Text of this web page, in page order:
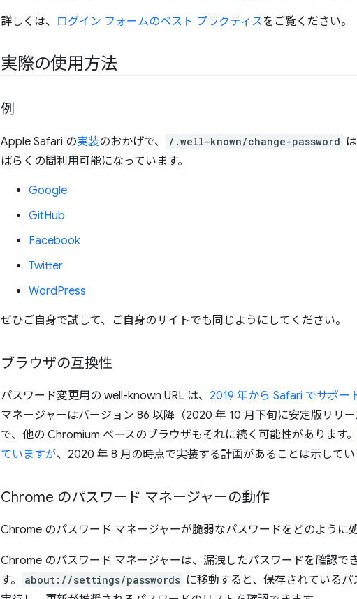
詳しくは、 ログイン フォームのベスト プラクティスをご覧ください。
実際の使用方法
例
Apple Safari の実装のおかげで、 /.well-known/change-password
ばらくの間利用可能になっています。
Google
GitHub
Facebook
Twitter
WordPress
ぜひご自身で試して、ご自身のサイトでも同じようにしてください。
ブラウザの互換性
パスワード変更用の well-known URL は、 2019 年から Safari でサポー
マネージャーはバージョン 86 以降（2020 年 10 月下旬に安定版リリ
で、他の Chromium ベースのブラウザもそれに続く可能性があります。
ていますが、2020 年 8 月の時点で実装する計画があることは示してい
Chrome のパスワード マネージャーの動作
Chrome のパスワード マネージャーが脆弱なパスワードをどのように
Chrome のパスワード マネージャーは、漏洩したパスワードを確認で
す。
about://settings/passwords に移動すると、保存されているパ